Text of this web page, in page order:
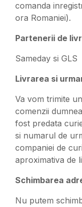
comanda
ora Romaniei).
Partenerii de
Sameday si GLS
Livrarea si
Va vom trimite
comenzii
fost predata
si numarul de
companiei de
aproximativa de
Schimbarea
Nu putem